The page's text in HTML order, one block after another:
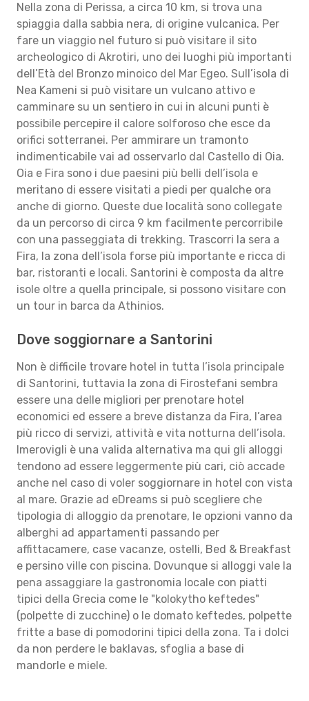
Nella zona di Perissa, a circa 10 km, si trova una
spiaggia dalla sabbia nera, di origine vulcanica. Per
fare un viaggio nel futuro si può visitare il sito
archeologico di Akrotiri, uno dei luoghi più importanti
dell’Età del Bronzo minoico del Mar Egeo. Sull’isola di
Nea Kameni si può visitare un vulcano attivo e
camminare su un sentiero in cui in alcuni punti è
possibile percepire il calore solforoso che esce da
orifici sotterranei. Per ammirare un tramonto
indimenticabile vai ad osservarlo dal Castello di Oia.
Oia e Fira sono i due paesini più belli dell’isola e
meritano di essere visitati a piedi per qualche ora
anche di giorno. Queste due località sono collegate
da un percorso di circa 9 km facilmente percorribile
con una passeggiata di trekking. Trascorri la sera a
Fira, la zona dell’isola forse più importante e ricca di
bar, ristoranti e locali. Santorini è composta da altre
isole oltre a quella principale, si possono visitare con
un tour in barca da Athinios.
Dove soggiornare a Santorini
Non è difficile trovare hotel in tutta l’isola principale
di Santorini, tuttavia la zona di Firostefani sembra
essere una delle migliori per prenotare hotel
economici ed essere a breve distanza da Fira, l’area
più ricco di servizi, attività e vita notturna dell’isola.
Imerovigli è una valida alternativa ma qui gli alloggi
tendono ad essere leggermente più cari, ciò accade
anche nel caso di voler soggiornare in hotel con vista
al mare. Grazie ad eDreams si può scegliere che
tipologia di alloggio da prenotare, le opzioni vanno da
alberghi ad appartamenti passando per
affittacamere, case vacanze, ostelli, Bed & Breakfast
e persino ville con piscina. Dovunque si alloggi vale la
pena assaggiare la gastronomia locale con piatti
tipici della Grecia come le "kolokytho keftedes"
(polpette di zucchine) o le domato keftedes, polpette
fritte a base di pomodorini tipici della zona. Ta i dolci
da non perdere le baklavas, sfoglia a base di
mandorle e miele.